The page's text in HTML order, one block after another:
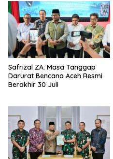
Safrizal ZA: Masa Tanggap
Darurat Bencana Aceh Resmi
Berakhir 30 Juli